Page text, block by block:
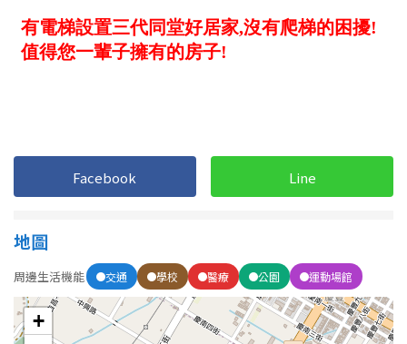
5~10樓 11~20樓
格局
2房 3房
5房以上
Facebook Line
地圖
周邊生活機能 交通 學校 醫療 公園 運動場館
+